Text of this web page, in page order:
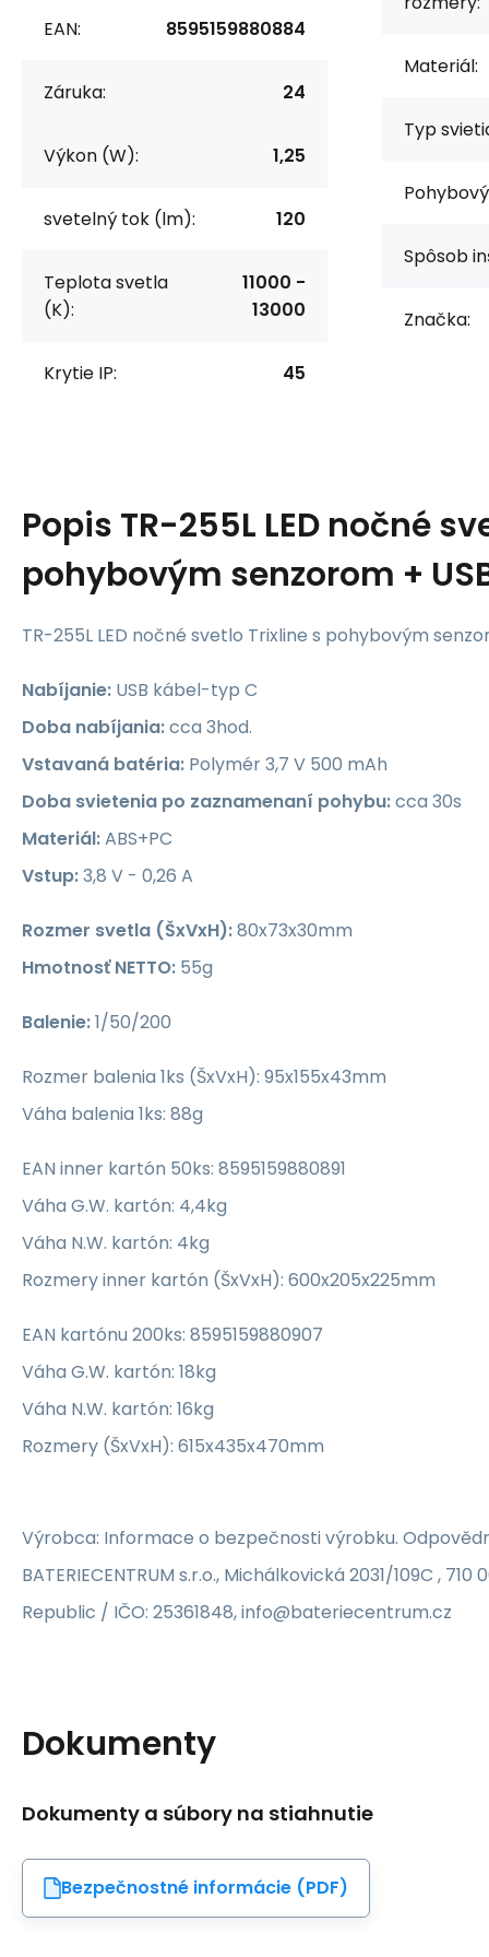
EAN: 8595159880884
Záruka: 24
Výkon (W): 1,25
svetelný tok (lm): 120
Teplota svetla
(K):
11000 -
13000
Krytie IP: 45
Materiál:
Typ
Spôsob
Značka:
Popis TR-255L LED nočné
pohybovým senzorom +
TR-255L LED nočné svetlo Trixline s pohybovým
Nabíjanie: USB kábel-typ C
Doba nabíjania:cca 3hod.
Vstavaná batéria: Polymér 3,7 V 500 mAh
Doba svietenia po zaznamenaní pohybu:cca 30s
Materiál:ABS+PC
Vstup:3,8 V - 0,26 A
Rozmer svetla (ŠxVxH):80x73x30mm
Hmotnosť NETTO: 55g
Balenie:1/50/200
Rozmer balenia 1ks (ŠxVxH): 95x155x43mm
Váha balenia 1ks: 88g
EAN inner kartón 50ks: 8595159880891
Váha G.W. kartón: 4,4kg
Váha N.W. kartón: 4kg
Rozmery inner kartón (ŠxVxH): 600x205x225mm
EAN kartónu 200ks: 8595159880907
Váha G.W. kartón: 18kg
Váha N.W. kartón: 16kg
Rozmery (ŠxVxH): 615x435x470mm
Výrobca: Informace o bezpečnosti výrobku.
BATERIECENTRUM s.r.o., Michálkovická 2031/109C ,
Republic / IČO: 25361848, info@bateriecentrum.cz
Dokumenty
Dokumenty a súbory na stiahnutie
Bezpečnostné informácie (PDF)